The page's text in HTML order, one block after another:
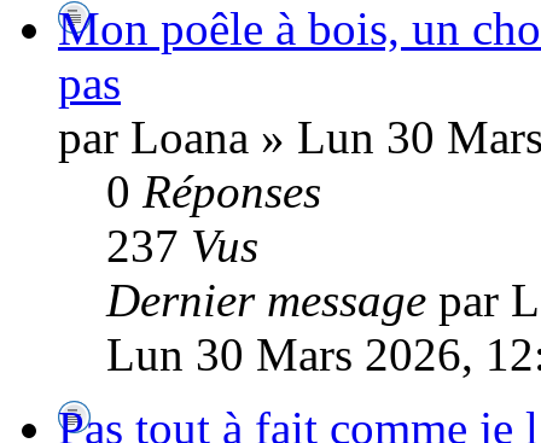
Mon poêle à bois, un
pas
par Loana » Lun 30
0 Réponses
237 Vus
Dernier message par
Lun 30 Mars 2026,
Pas tout à fait comme je